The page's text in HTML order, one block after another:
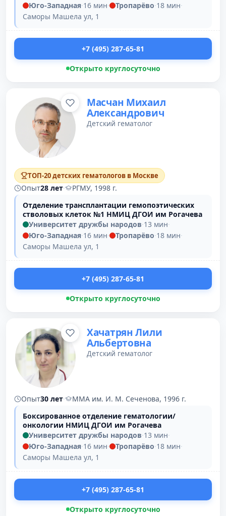
Юго-Западная·16 мин· Тропарёво·18 мин·
Саморы Машела ул, 1
+7 (495) 287-65-81
Открыто круглосуточно
Масчан Михаил
Александрович
Детский гематолог
ТОП-20 детских гематологов в Москве
Опыт28 лет·
РГМУ, 1998 г.
Отделение трансплантации гемопоэтических
стволовых клеток №1 НМИЦ ДГОИ им Рогачева
Университет дружбы народов·13 мин·
Юго-Западная·16 мин· Тропарёво·18 мин·
Саморы Машела ул, 1
+7 (495) 287-65-81
Открыто круглосуточно
Хачатрян Лили
Альбертовна
Детский гематолог
Опыт30 лет·
ММА им. И. М. Сеченова, 1996 г.
Боксированное отделение гематологии/
онкологии НМИЦ ДГОИ им Рогачева
Университет дружбы народов·13 мин·
Юго-Западная·16 мин· Тропарёво·18 мин·
Саморы Машела ул, 1
+7 (495) 287-65-81
Открыто круглосуточно